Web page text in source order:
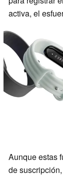
activa, el
Aunque estas
de